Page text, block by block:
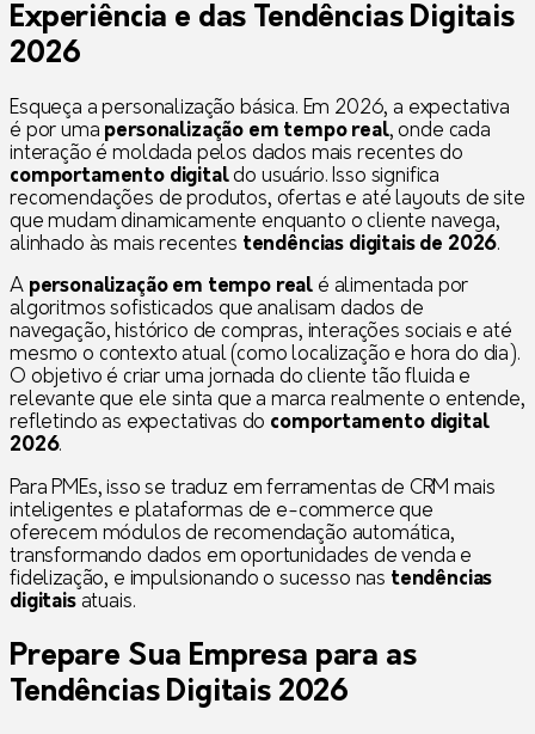
Experiência e das Tendências Digitais
2026
Esqueça a personalização básica. Em 2026, a expectativa
é por uma personalização em tempo real, onde cada
interação é moldada pelos dados mais recentes do
comportamento digitaldo usuário. Isso significa
recomendações de produtos, ofertas e até layouts de site
que mudam dinamicamente enquanto o cliente navega,
alinhado às mais recentes tendências digitais de 2026.
A personalização em tempo real é alimentada por
algoritmos sofisticados que analisam dados de
navegação, histórico de compras, interações sociais e até
mesmo o contexto atual (como localização e hora do dia).
O objetivo é criar uma jornada do cliente tão fluida e
relevante que ele sinta que a marca realmente o entende,
refletindo as expectativas do comportamento digital
2026.
Para PMEs, isso se traduz em ferramentas de CRM mais
inteligentes e plataformas de e-commerce que
oferecem módulos de recomendação automática,
transformando dados em oportunidades de venda e
fidelização, e impulsionando o sucesso nas tendências
digitaisatuais.
Prepare Sua Empresa para as
Tendências Digitais 2026